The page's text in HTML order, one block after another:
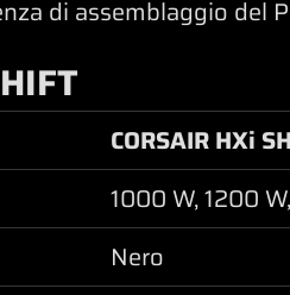
di assemblaggio del
CORSAIR HXi
1000 W, 1200
Nero